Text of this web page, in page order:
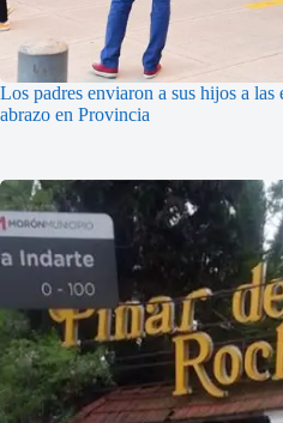
Los padres enviaron a sus hijos a las
abrazo en Provincia